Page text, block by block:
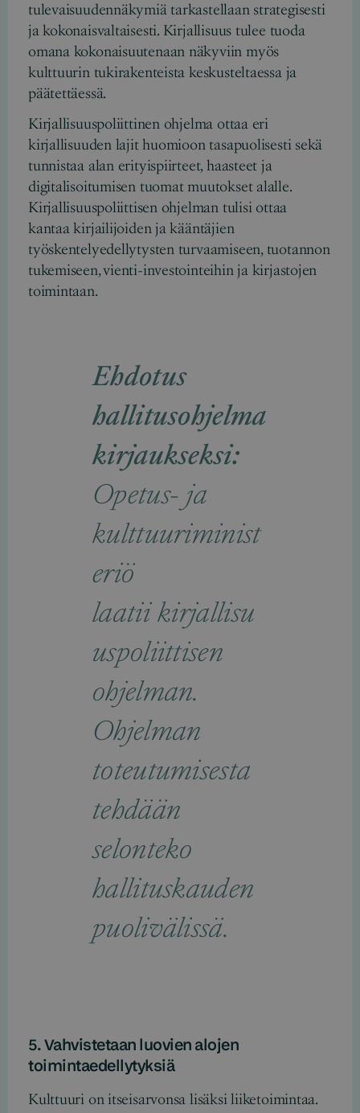
tulevaisuudennäkymiä tarkastellaan strategisesti
ja kokonaisvaltaisesti. Kirjallisuus tulee tuoda
omana kokonaisuutenaan näkyviin myös
kulttuurin tukirakenteista keskusteltaessa ja
päätettäessä.
Kirjallisuuspoliittinen ohjelma ottaa eri
kirjallisuuden lajit huomioon tasapuolisesti sekä
tunnistaa alan erityispiirteet, haasteet ja
digitalisoitumisen tuomat muutokset alalle.
Kirjallisuuspoliittisen ohjelman tulisi ottaa
kantaa kirjailijoiden ja kääntäjien
työskentelyedellytysten turvaamiseen, tuotannon
tukemiseen, vienti-investointeihin ja kirjastojen
toimintaan.
Ehdotus
hallitusohjelma
kirjaukseksi:
Opetus- ja
kulttuuriminist
eriö
laatii kirjallisu
uspoliittisen
ohjelman.
Ohjelman
toteutumisesta
tehdään
selonteko
hallituskauden
puolivälissä.
5. Vahvistetaan luovien alojen
toimintaedellytyksiä
Kulttuuri on itseisarvonsa lisäksi liiketoimintaa.